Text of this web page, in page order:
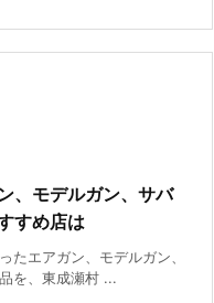
、モデルガン、サバ
すめ店は
たエアガン、モデルガン、
を、東成瀬村 ...